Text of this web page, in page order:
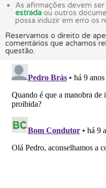
As afirmações devem
estrada ou outros
possa induzir em erro os
Reservamos o direito de
comentários que achamos
questão.